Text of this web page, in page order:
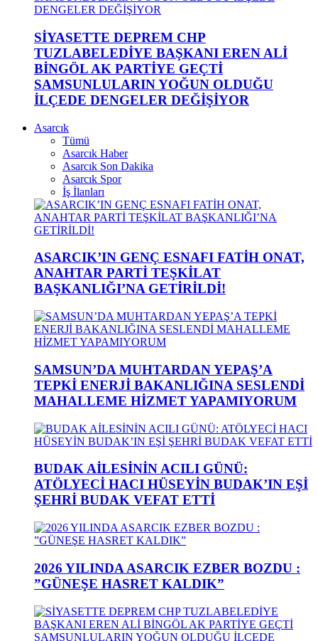
SİYASETTE DEPREM CHP
TUZLABELEDİYE BAŞKANI EREN ALİ
BİNGÖL AK PARTİYE GEÇTİ
SAMSUNLULARIN YOĞUN OLDUĞU
İLÇEDE DENGELER DEĞİŞİYOR
Asarcık
Tümü
Asarcık Haber
Asarcık Son Dakika
Asarcık Spor
İş İlanları
ASARCIK’IN GENÇ ESNAFI FATİH ONAT,
ANAHTAR PARTİ TEŞKİLAT
BAŞKANLIĞI’NA GETİRİLDİ!
SAMSUN’DA MUHTARDAN YEPAŞ’A
TEPKİ ENERJİ BAKANLIĞINA SESLENDİ
MAHALLEME HİZMET YAPAMIYORUM
BUDAK AİLESİNİN ACILI GÜNÜ:
ATÖLYECİ HACI HÜSEYİN BUDAK’IN EŞİ
ŞEHRİ BUDAK VEFAT ETTİ
2026 YILINDA ASARCIK EZBER BOZDU :
”GÜNEŞE HASRET KALDIK”